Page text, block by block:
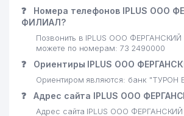
❓
Номера телефонов IPLUS ООО
ФИЛИАЛ?
Позвонить в IPLUS ООО
можете по номерам: 73 2490000
❓ Ориентиры IPLUS ООО
Ориентиром являются: банк "ТУРОН
❓ Адрес сайта IPLUS ООО
Адрес сайта IPLUS ООО